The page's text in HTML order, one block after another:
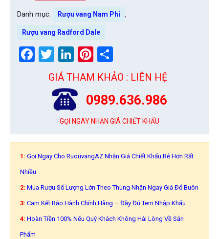
Danh mục: Rượu vang Nam Phi ,
Rượu vang Radford Dale
Facebook
Twitter
LinkedIn
Pinterest
GIÁ THAM KHẢO : LIÊN HỆ
0989.636.986
GỌI NGAY NHẬN GIÁ CHIẾT KHẤU
1: Gọi Ngay Cho RuouvangAZ Nhận Giá Chiết Khấu Rẻ Hơn Rất
Nhiều
2: Mua Rượu Số Lượng Lớn Theo Thùng Nhận Ngay Giá Đổ Buôn
3: Cam Kết Bảo Hành Chính Hãng – Đầy Đủ Tem Nhập Khẩu
4: Hoàn Tiền 100% Nếu Quý Khách Không Hài Lòng Về Sản
Phẩm